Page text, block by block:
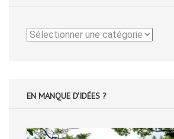
Catégories
EN MANQUE D'IDÉES ?